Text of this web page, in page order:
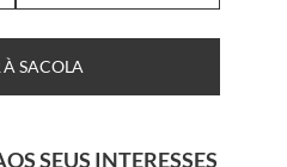
SACOLA
SEUS INTERESSES